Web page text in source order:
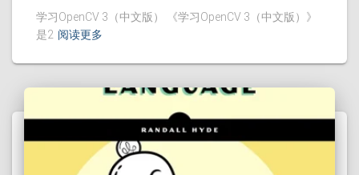
学习OpenCV 3（中文版） 《学习OpenCV 3（中文版）》
是2 阅读更多